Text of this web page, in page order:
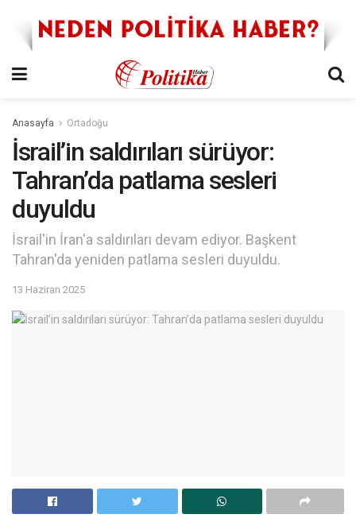
Anasayfa Ortadoğu
İsrail’in saldırıları sürüyor:
Tahran’da patlama sesleri
duyuldu
İsrail'in İran'a saldırıları devam ediyor. Başkent
Tahran'da yeniden patlama sesleri duyuldu.
13 Haziran 2025